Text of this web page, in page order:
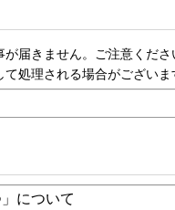
届きません。ご注意くださ
処理される場合がござい